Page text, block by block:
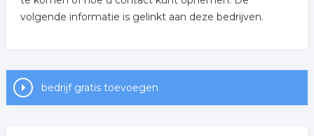
volgende informatie is gelinkt aan deze bedrijven.
bedrijf gratis toevoegen